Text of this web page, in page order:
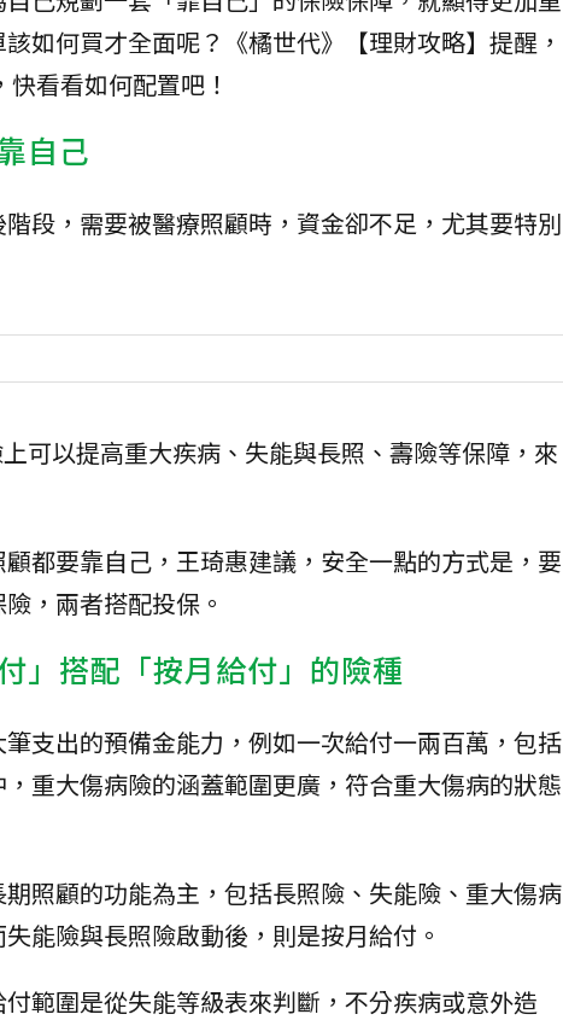
如何買才全面呢？《橘世代》【理財攻略】提醒，
看看如何配置吧！
自己
段，需要被醫療照顧時，資金卻不足，尤其要特別
可以提高重大疾病、失能與長照、壽險等保障，來
都要靠自己，王琦惠建議，安全一點的方式是，要
，兩者搭配投保。
」搭配「按月給付」的險種
支出的預備金能力，例如一次給付一兩百萬，包括
重大傷病險的涵蓋範圍更廣，符合重大傷病的狀態
照顧的功能為主，包括長照險、失能險、重大傷病
能險與長照險啟動後，則是按月給付。
範圍是從失能等級表來判斷，不分疾病或意外造